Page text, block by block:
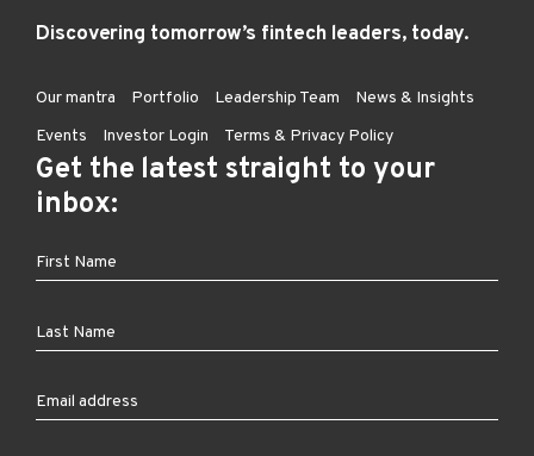
Discovering tomorrow’s fintech leaders, today.
Our mantra Portfolio Leadership Team
News & Insights
Events
Investor Login Terms & Privacy Policy
Get the latest straight to your
inbox: